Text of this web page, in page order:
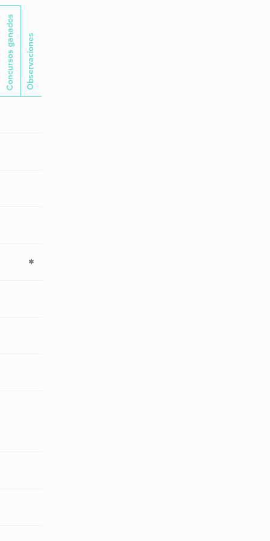
Concursos ganados Observaciones